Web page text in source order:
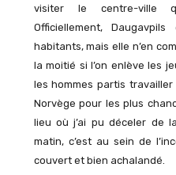
visiter le centre-ville
Officiellement,
habitants, mais elle n’en
la moitié si l’on enlève les
les hommes partis
Norvège pour les plus
lieu où j’ai pu déceler de
matin, c’est au sein de
couvert et bien achalandé.